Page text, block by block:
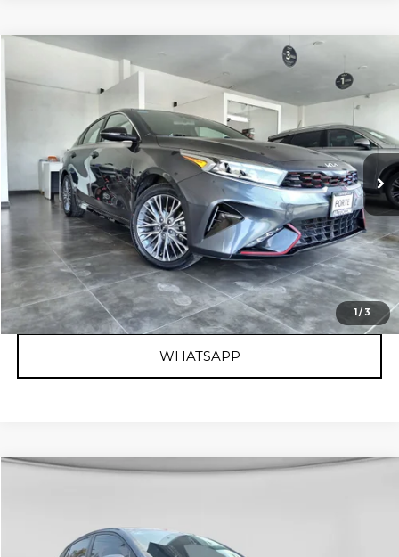
1/ 3
KIA FORTE
Nissan Autocom Querétaro La Capilla
407185
Reservado 63,238 km Ext. Int.
Precio:
$350,500
LISTA DE ESPERA
BUSCA AUTOS SIMILARES
CLICK TO CALL
WHATSAPP
Comparar vehículo
432698 Precio:
Comparar vehículo